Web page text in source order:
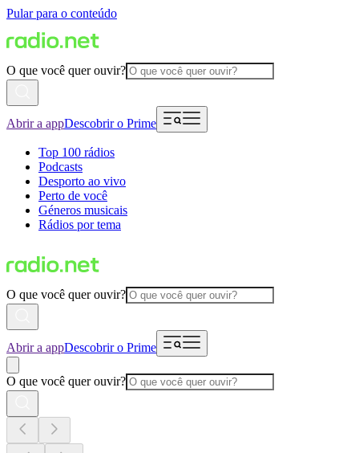
Pular para o conteúdo
O que você quer ouvir?
Abrir a appDescobrir o Prime
Top 100 rádios
Podcasts
Desporto ao vivo
Perto de você
Géneros musicais
Rádios por tema
O que você quer ouvir?
Abrir a appDescobrir o Prime
O que você quer ouvir?